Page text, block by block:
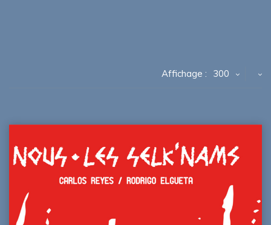
Affichage : 300